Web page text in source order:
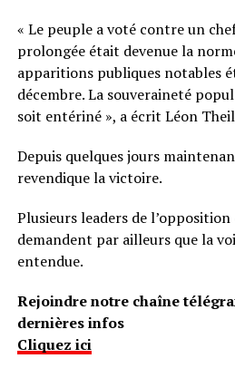
« Le peuple a voté contre un
prolongée était devenue la
apparitions publiques notables
décembre. La souveraineté
soit entériné », a écrit Léon
Depuis quelques jours
revendique la victoire.
Plusieurs leaders de
demandent par ailleurs que la
entendue.
Rejoindre notre chaîne
dernières infos
Cliquez ici